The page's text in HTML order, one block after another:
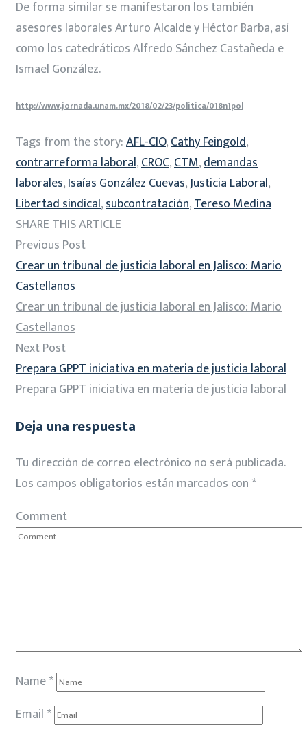
De forma similar se manifestaron los también
asesores laborales Arturo Alcalde y Héctor Barba, así
como los catedráticos Alfredo Sánchez Castañeda e
Ismael González.
http://www.jornada.unam.mx/2018/02/23/politica/018n1pol
Tags from the story:AFL-CIO,Cathy Feingold,
contrarreforma laboral,CROC,CTM,demandas
laborales,Isaías González Cuevas,Justicia Laboral,
Libertad sindical,subcontratación,Tereso Medina
SHARE THIS ARTICLE
Previous Post
Crear un tribunal de justicia laboral en Jalisco: Mario
Castellanos
Crear un tribunal de justicia laboral en Jalisco: Mario
Castellanos
Next Post
Prepara GPPT iniciativa en materia de justicia laboral
Prepara GPPT iniciativa en materia de justicia laboral
Deja una respuesta
Tu dirección de correo electrónico no será publicada.
Los campos obligatorios están marcados con *
Comment
Name*
Email *